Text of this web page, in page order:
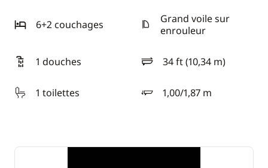
6+2 couchages
Grand voile sur
enrouleur
1 douches 34 ft (10,34 m)
longueur
1 toilettes
1,00/1,87 m
tirant d'eau